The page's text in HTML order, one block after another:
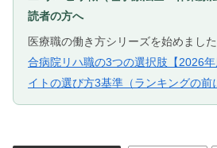
読者の方へ
医療職の働き方シリーズを始めました
合病院リハ職の3つの選択肢【2026年
イトの選び方3基準（ランキングの前